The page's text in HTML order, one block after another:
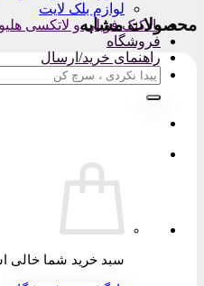
لوازم بلک لایت
بادکنک فویلی و لاتکسی
فروشگاه
راهنمای خرید/ارسال
جستجو
سبد خرید شما خالی
محصولات مشابه